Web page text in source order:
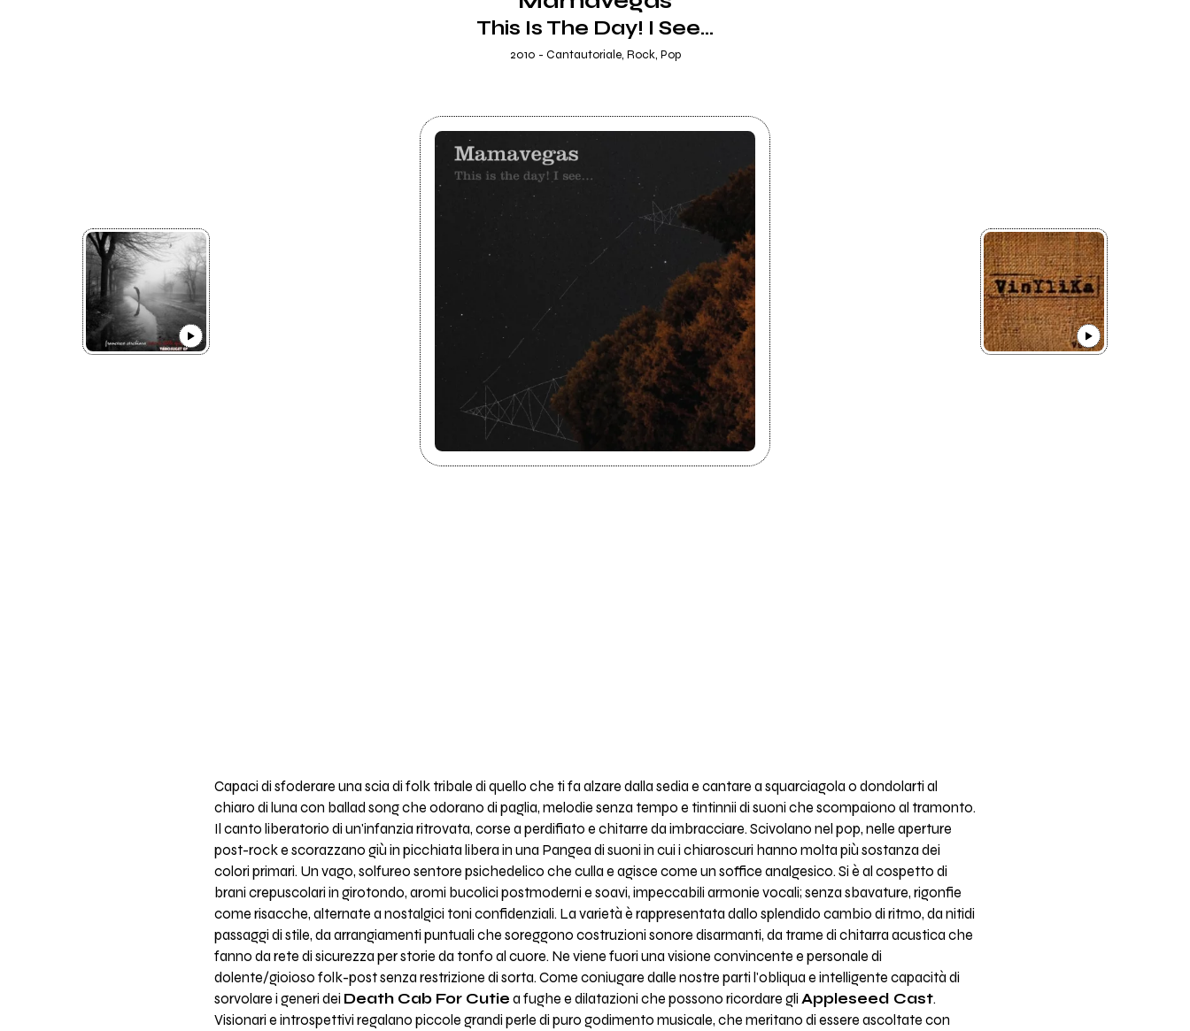
This Is The Day! I See...
2010 - Cantautoriale, Rock, Pop
Capaci di sfoderare una scia di folk tribale di quello che ti fa alzare dalla sedia e cantare a squarciagola o dondolarti al
chiaro di luna con ballad song che odorano di paglia, melodie senza tempo e tintinnii di suoni che scompaiono al tramonto.
Il canto liberatorio di un'infanzia ritrovata, corse a perdifiato e chitarre da imbracciare. Scivolano nel pop, nelle aperture
post-rock e scorazzano giù in picchiata libera in una Pangea di suoni in cui i chiaroscuri hanno molta più sostanza dei
colori primari. Un vago, solfureo sentore psichedelico che culla e agisce come un soffice analgesico. Si è al cospetto di
brani crepuscolari in girotondo, aromi bucolici postmoderni e soavi, impeccabili armonie vocali; senza sbavature, rigonfie
come risacche, alternate a nostalgici toni confidenziali. La varietà è rappresentata dallo splendido cambio di ritmo, da nitidi
passaggi di stile, da arrangiamenti puntuali che soreggono costruzioni sonore disarmanti, da trame di chitarra acustica che
fanno da rete di sicurezza per storie da tonfo al cuore. Ne viene fuori una visione convincente e personale di
dolente/gioioso folk-post senza restrizione di sorta. Come coniugare dalle nostre parti l'obliqua e intelligente capacità di
sorvolare i generi dei Death Cab For Cutie a fughe e dilatazioni che possono ricordare gli Appleseed Cast.
Visionari e introspettivi regalano piccole grandi perle di puro godimento musicale, che meritano di essere ascoltate con